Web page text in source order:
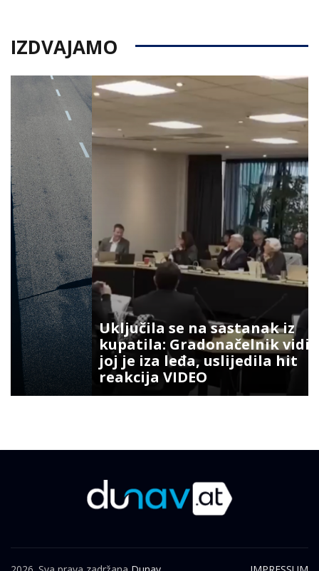
IZDVAJAMO
Uključila se na sastanak iz
kupatila: Gradonačelnik vidio šta
joj je iza leđa, uslijedila hit
reakcija VIDEO